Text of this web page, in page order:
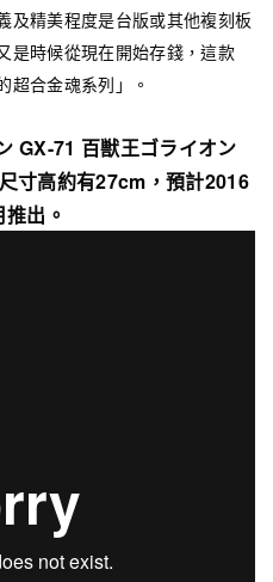
及精美程度是台版或其他複刻板
是時候從現在開始存錢，這款
超合金魂系列」。
GX-71 百獣王ゴライオン
寸高約有27cm，預計2016
出。